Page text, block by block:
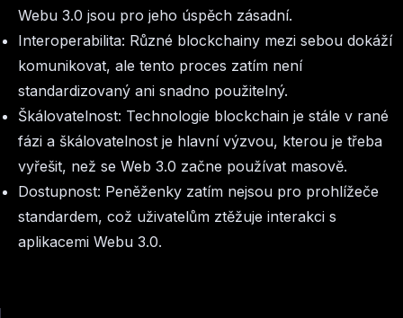
Webu 3.0 jsou pro jeho úspěch zásadní.
Interoperabilita: Různé blockchainy mezi sebou dokáží
komunikovat, ale tento proces zatím není
standardizovaný ani snadno použitelný.
Škálovatelnost: Technologie blockchain je stále v rané
fázi a škálovatelnost je hlavní výzvou, kterou je třeba
vyřešit, než se Web 3.0 začne používat masově.
Dostupnost: Peněženky zatím nejsou pro prohlížeče
standardem, což uživatelům ztěžuje interakci s
aplikacemi Webu 3.0.